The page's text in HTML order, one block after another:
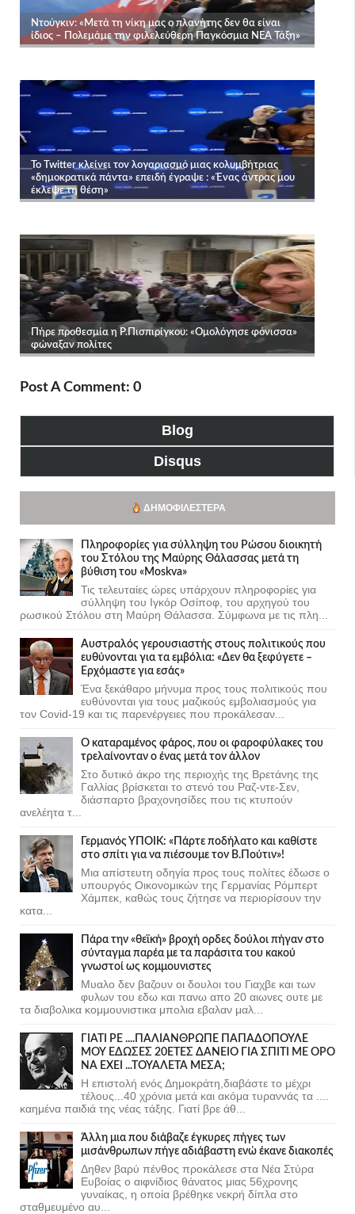
Post A Comment: 0
Blog
Disqus
ΔΗΜΟΦΙΛΈΣΤΕΡΑ
Πληροφορίες για σύλληψη του Ρώσου διοικητή
του Στόλου της Mαύρης Θάλασσας μετά τη
βύθιση του «Moskva»
Τις τελευταίες ώρες υπάρχουν πληροφορίες για
σύλληψη του Ιγκόρ Οσίποφ, του αρχηγού του
ρωσικού Στόλου στη Μαύρη Θάλασσα. Σύμφωνα με τις πλη...
Αυστραλός γερουσιαστής στους πολιτικούς που
ευθύνονται για τα εμβόλια: «Δεν θα ξεφύγετε –
Ερχόμαστε για εσάς»
Ένα ξεκάθαρο μήνυμα προς τους πολιτικούς που
ευθύνονται για τους μαζικούς εμβολιασμούς για
τον Covid-19 και τις παρενέργειες που προκάλεσαν...
Ο καταραμένος φάρος, που οι φαροφύλακες του
τρελαίνονταν ο ένας μετά τον άλλον
Στο δυτικό άκρο της περιοχής της Βρετάνης της
Γαλλίας βρίσκεται το στενό του Ραζ-ντε-Σεν,
διάσπαρτο βραχονησίδες που τις κτυπούν
ανελέητα τ...
Γερμανός ΥΠΟΙΚ: «Πάρτε ποδήλατο και καθίστε
στο σπίτι για να πιέσουμε τον Β.Πούτιν»!
Μια απίστευτη οδηγία προς τους πολίτες έδωσε ο
υπουργός Οικονομικών της Γερμανίας Ρόμπερτ
Χάμπεκ, καθώς τους ζήτησε να περιορίσουν την
κατα...
Πάρα την «θεϊκή» βροχή ορδες δούλοι πήγαν στο
σύνταγμα παρέα με τα παράσιτα του κακού
γνωστοί ως κομμουνιστες
Μυαλο δεν βαζουν οι δουλοι του Γιαχβε και των
φυλων του εδω και πανω απο 20 αιωνες ουτε με
τα διαβολικα κομμουνιστικα μπολια εβαλαν μαλ...
ΓΙΑΤΙ ΡΕ ....ΠΑΛΙΑΝΘΡΩΠΕ ΠΑΠΑΔΟΠΟΥΛΕ
ΜΟΥ ΕΔΩΣΕΣ 20ΕΤΕΣ ΔΑΝΕΙΟ ΓΙΑ ΣΠΙΤΙ ΜΕ ΟΡΟ
ΝΑ ΕΧΕΙ ...ΤΟΥΑΛΕΤΑ ΜΕΣΑ;
Η επιστολή ενός Δημοκράτη,διαβάστε το μέχρι
τέλους...40 χρόνια μετά και ακόμα τυραννάς τα ....
καημένα παιδιά της νέας τάξης. Γιατί βρε άθ...
Άλλη μια που διάβαζε έγκυρες πήγες των
μισάνθρωπων πήγε αδιάβαστη ενώ έκανε διακοπές
Δηθεν βαρύ πένθος προκάλεσε στα Νέα Στύρα
Ευβοίας ο αιφνίδιος θάνατος μιας 56χρονης
γυναίκας, η οποία βρέθηκε νεκρή δίπλα στο
σταθμευμένο αυ...